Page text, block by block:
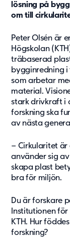
Hållbarhet
Vårt arbete
Om oss
Kontakt
Press & Media
Kunskapsbanken
Kundreferenser
Nyheter
Artiklar, guider &
lösning på
om till
Peter Olsén är
Högskolan
träbaserad
bygginredning i
som arbetar
material.
stark drivkraft i
forskning ska
av nästa
– Cirkularitet
använder sig
skapa plast
bra för miljön.
Du är forskare
Institutionen
KTH. Hur
forskning?